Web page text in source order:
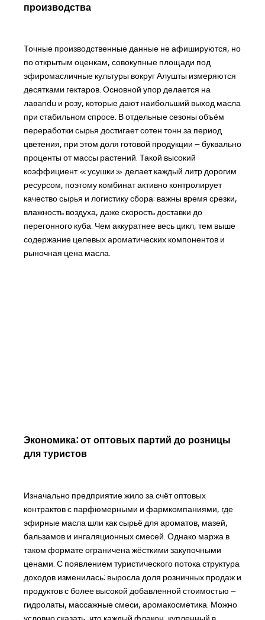
производства
Точные производственные данные не афишируются, но
по открытым оценкам, совокупные площади под
эфиромасличные культуры вокруг Алушты измеряются
десятками гектаров. Основной упор делается на
лавandu и розу, которые дают наибольший выход масла
при стабильном спросе. В отдельные сезоны объём
переработки сырья достигает сотен тонн за период
цветения, при этом доля готовой продукции – буквально
проценты от массы растений. Такой высокий
коэффициент «усушки» делает каждый литр дорогим
ресурсом, поэтому комбинат активно контролирует
качество сырья и логистику сбора: важны время срезки,
влажность воздуха, даже скорость доставки до
перегонного куба. Чем аккуратнее весь цикл, тем выше
содержание целевых ароматических компонентов и
рыночная цена масла.
Экономика: от оптовых партий до розницы
для туристов
Изначально предприятие жило за счёт оптовых
контрактов с парфюмерными и фармкомпаниями, где
эфирные масла шли как сырьё для ароматов, мазей,
бальзамов и ингаляционных смесей. Однако маржа в
таком формате ограничена жёсткими закупочными
ценами. С появлением туристического потока структура
доходов изменилась: выросла доля розничных продаж и
продуктов с более высокой добавленной стоимостью –
гидролаты, массажные смеси, аромакосметика. Можно
условно сказать, что каждый флакон, купленный в